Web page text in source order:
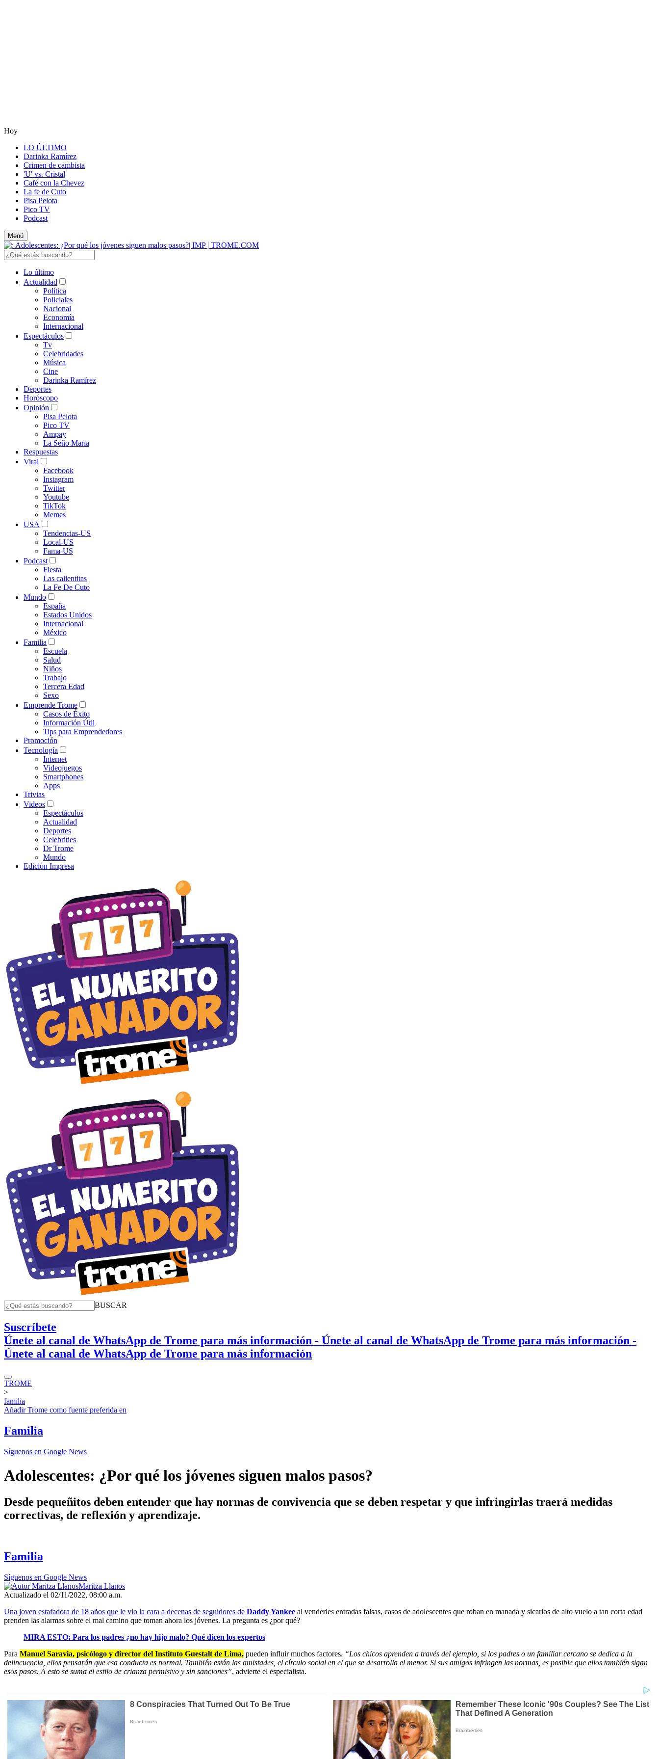
Hoy
LO ÚLTIMO
Darinka Ramírez
Crimen de cambista
'U' vs. Cristal
Café con la Chevez
La fe de Cuto
Pisa Pelota
Pico TV
Podcast
Menú
Lo último
Actualidad
Política
Policiales
Nacional
Economía
Internacional
Espectáculos
Tv
Celebridades
Música
Cine
Darinka Ramírez
Deportes
Horóscopo
Opinión
Pisa Pelota
Pico TV
Ampay
La Seño María
Respuestas
Viral
Facebook
Instagram
Twitter
Youtube
TikTok
Memes
USA
Tendencias-US
Local-US
Fama-US
Podcast
Fiesta
Las calientitas
La Fe De Cuto
Mundo
España
Estados Unidos
Internacional
México
Familia
Escuela
Salud
Niños
Trabajo
Tercera Edad
Sexo
Emprende Trome
Casos de Éxito
Información Útil
Tips para Emprendedores
Promoción
Tecnología
Internet
Videojuegos
Smartphones
Apps
Trivias
Videos
Espectáculos
Actualidad
Deportes
Celebrities
Dr Trome
Mundo
Edición Impresa
BUSCAR
Suscríbete
Únete al canal de WhatsApp de Trome para más información - Únete al canal de WhatsApp de Trome para más información -
Únete al canal de WhatsApp de Trome para más información
TROME
>
familia
AñadirTrome como fuente preferida en
Familia
Síguenos en Google News
Adolescentes: ¿Por qué los jóvenes siguen malos pasos?
Desde pequeñitos deben entender que hay normas de convivencia que se deben respetar y que infringirlas traerá medidas
correctivas, de reflexión y aprendizaje.
Familia
Síguenos en Google News
Maritza Llanos
Actualizado el 02/11/2022, 08:00 a.m.
Una joven estafadora de 18 años que le vio la cara a decenas de seguidores de Daddy Yankee al venderles entradas falsas, casos de adolescentes que roban en manada y sicarios de alto vuelo a tan corta edad
prenden las alarmas sobre el mal camino que toman ahora los jóvenes. La pregunta es ¿por qué?
MIRA ESTO: Para los padres ¿no hay hijo malo? Qué dicen los expertos
Para Manuel Saravia, psicólogo y director del Instituto Guestalt de Lima, pueden influir muchos factores. “Los chicos aprenden a través del ejemplo, si los padres o un familiar cercano se dedica a la
delincuencia, ellos pensarán que esa conducta es normal. También están las amistades, el círculo social en el que se desarrolla el menor. Si sus amigos infringen las normas, es posible que ellos también sigan
esos pasos. A esto se suma el estilo de crianza permisivo y sin sanciones”, advierte el especialista.